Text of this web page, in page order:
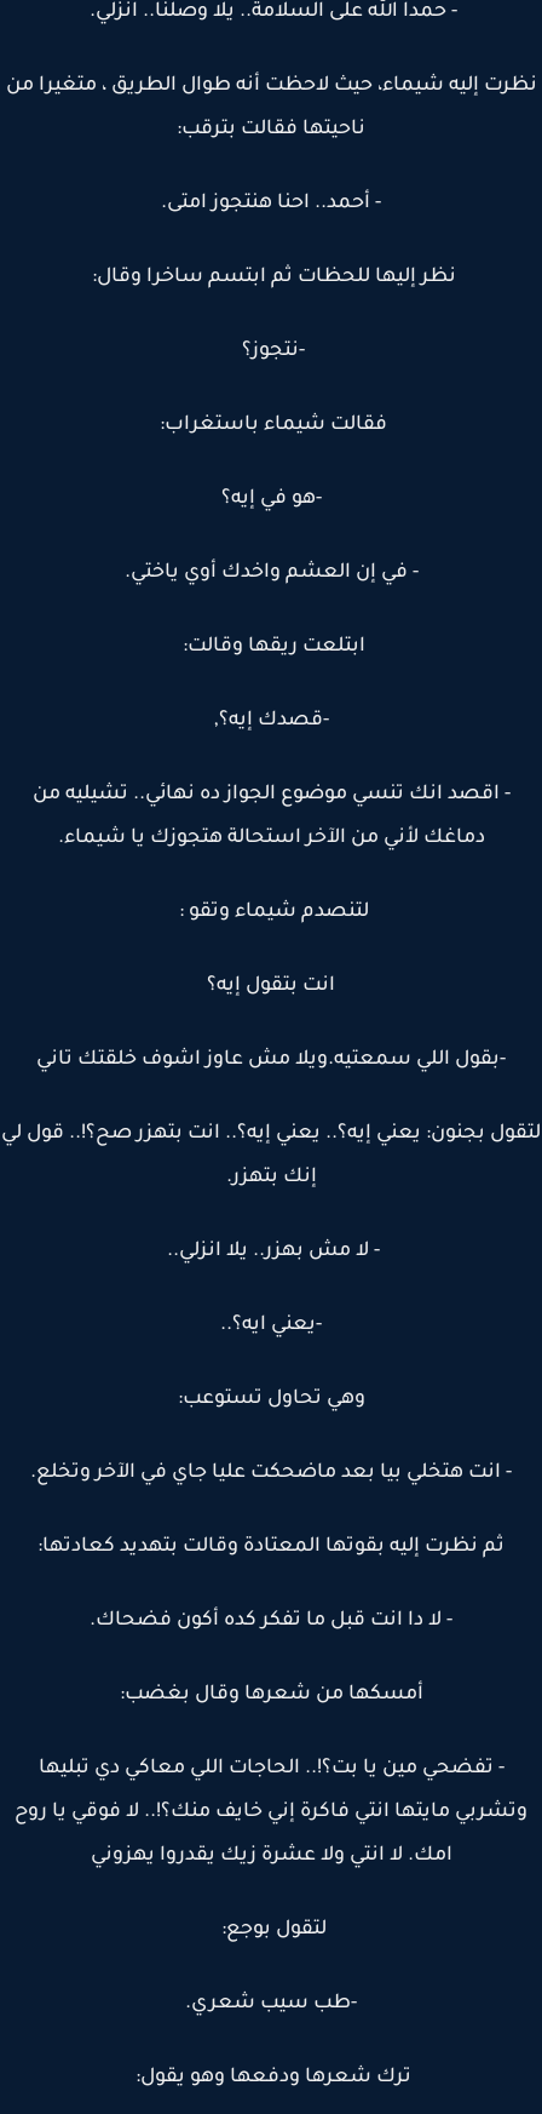
- حمدا الله على السلامة.. يلا وصلنا.. انزلي.
إليه شيماء، حيث لاحظت أنه طوال الطريق ، متغيرا من
ناحيتها فقالت بترقب:
- أحمد.. احنا هنتجوز امتى.
نظر إليها للحظات ثم ابتسم ساخرا وقال:
-نتجوز؟
فقالت شيماء باستغراب:
-هو في إيه؟
- في إن العشم واخدك أوي ياختي.
ابتلعت ريقها وقالت:
-قصدك إيه؟,
- اقصد انك تنسي موضوع الجواز ده نهائي.. تشيليه من
دماغك لأني من الآخر استحالة هتجوزك يا شيماء.
لتنصدم شيماء وتقو :
انت بتقول إيه؟
-بقول اللي سمعتيه.ويلا مش عاوز اشوف خلقتك تاني
بجنون: يعني إيه؟.. يعني إيه؟.. انت بتهزر صح؟!.. قول لي
إنك بتهزر.
- لا مش بهزر.. يلا انزلي..
-يعني ايه؟..
وهي تحاول تستوعب:
- انت هتخلي بيا بعد ماضحكت عليا جاي في الآخر وتخلع.
ثم نظرت إليه بقوتها المعتادة وقالت بتهديد كعادتها:
- لا دا انت قبل ما تفكر كده أكون فضحاك.
أمسكها من شعرها وقال بغضب:
- تفضحي مين يا بت؟!.. الحاجات اللي معاكي دي تبليها
مايتها انتي فاكرة إني خايف منك؟!.. لا فوقي يا روح
امك. لا انتي ولا عشرة زيك يقدروا يهزوني
لتقول بوجع:
-طب سيب شعري.
ترك شعرها ودفعها وهو يقول: